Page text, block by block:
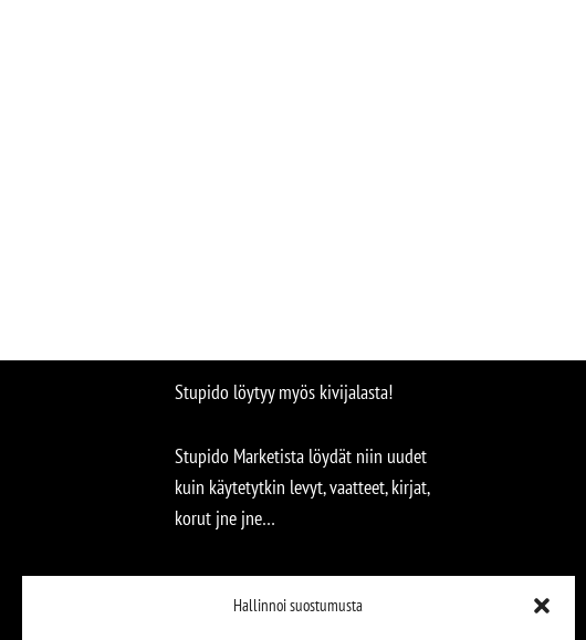
Hallinnoi suostumusta
Stupido löytyy myös kivijalasta!
Stupido Marketista löydät niin uudet
kuin käytetytkin levyt, vaatteet, kirjat,
korut jne jne…